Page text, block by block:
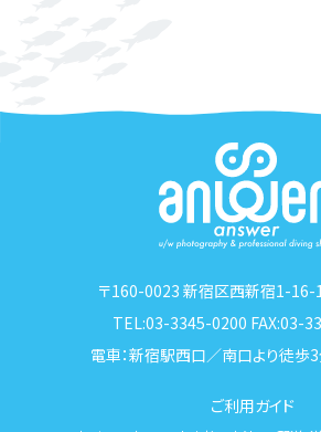
〒160-0023 新宿区西新宿1-16-
TEL:03-3345-0200 FAX:03-
電車：新宿駅西口／南口より徒歩
ご利用ガイド